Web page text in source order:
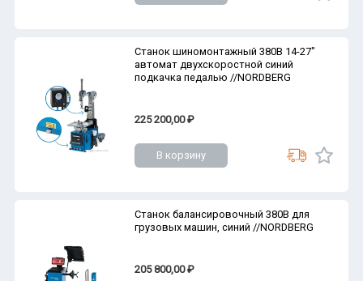
Станок шиномонтажный 380В 14-27"
автомат двухскоростной синий
подкачка педалью //NORDBERG
225 200,00 ₽
В корзину
Станок балансировочный 380В для
грузовых машин, синий //NORDBERG
205 800,00 ₽